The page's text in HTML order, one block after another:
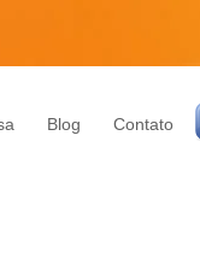
Blog Contato